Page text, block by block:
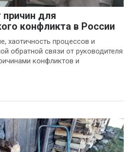
для
конфликта в России
хаотичность процессов и
обратной связи от руководителя
конфликтов и